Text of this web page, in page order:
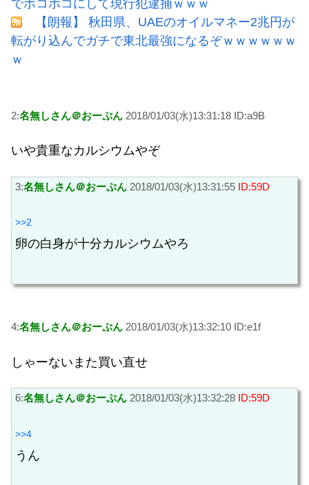
でボコボコにして現行犯逮捕ｗｗｗ
【朗報】 秋田県、UAEのオイルマネー2兆円が
転がり込んでガチで東北最強になるぞｗｗｗｗｗｗ
ｗ
2:名無しさん＠おーぷん 2018/01/03(水)13:31:18 ID:a9B
いや貴重なカルシウムやぞ
3:名無しさん＠おーぷん 2018/01/03(水)13:31:55 ID:59D
>>2
卵の白身が十分カルシウムやろ
4:名無しさん＠おーぷん 2018/01/03(水)13:32:10 ID:e1f
しゃーないまた買い直せ
6:名無しさん＠おーぷん 2018/01/03(水)13:32:28 ID:59D
>>4
うん